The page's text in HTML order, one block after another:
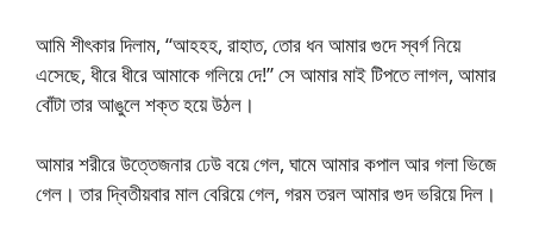
আমি শীৎকার দিলাম, “আহহহ, রাহাত, তোর ধন আমার গুদে স্বর্গ নিয়ে
এসেছে, ধীরে ধীরে আমাকে গলিয়ে দে!” সে আমার মাই টিপতে লাগল, আমার
বোঁটা তার আঙুলে শক্ত হয়ে উঠল।
আমার শরীরে উত্তেজনার ঢেউ বয়ে গেল, ঘামে আমার কপাল আর গলা ভিজে
গেল। তার দ্বিতীয়বার মাল বেরিয়ে গেল, গরম তরল আমার গুদ ভরিয়ে দিল।